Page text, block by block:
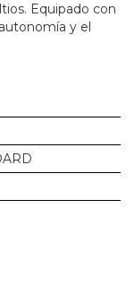
Equipado con
y el